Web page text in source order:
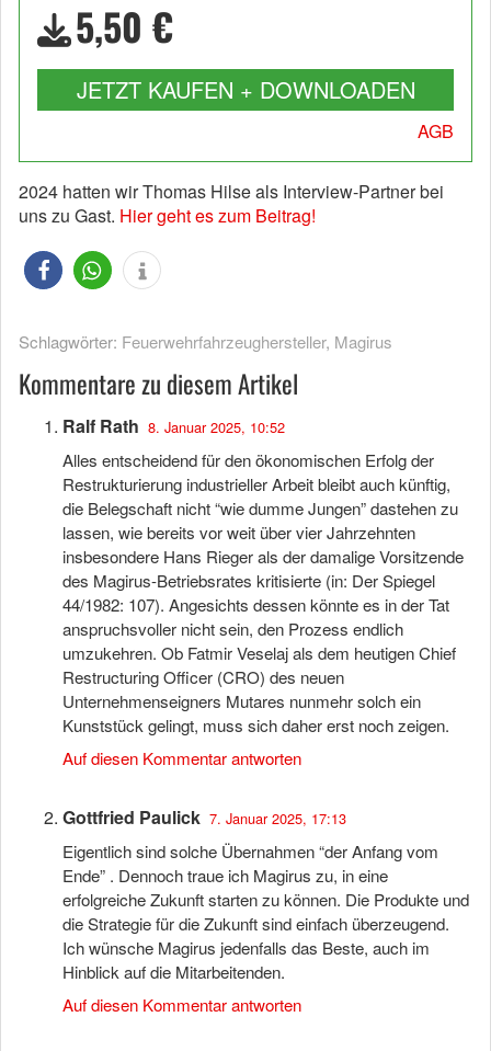
5,50 €
JETZT KAUFEN + DOWNLOADEN
AGB
2024 hatten wir Thomas Hilse als Interview-Partner bei
uns zu Gast. Hier geht es zum Beitrag!
Schlagwörter: Feuerwehrfahrzeughersteller, Magirus
Kommentare zu diesem Artikel
Ralf Rath 8. Januar 2025, 10:52
Alles entscheidend für den ökonomischen Erfolg der
Restrukturierung industrieller Arbeit bleibt auch künftig,
die Belegschaft nicht “wie dumme Jungen” dastehen zu
lassen, wie bereits vor weit über vier Jahrzehnten
insbesondere Hans Rieger als der damalige Vorsitzende
des Magirus-Betriebsrates kritisierte (in: Der Spiegel
44/1982: 107). Angesichts dessen könnte es in der Tat
anspruchsvoller nicht sein, den Prozess endlich
umzukehren. Ob Fatmir Veselaj als dem heutigen Chief
Restructuring Officer (CRO) des neuen
Unternehmenseigners Mutares nunmehr solch ein
Kunststück gelingt, muss sich daher erst noch zeigen.
Auf diesen Kommentar antworten
Gottfried Paulick 7. Januar 2025, 17:13
Eigentlich sind solche Übernahmen “der Anfang vom
Ende” . Dennoch traue ich Magirus zu, in eine
erfolgreiche Zukunft starten zu können. Die Produkte und
die Strategie für die Zukunft sind einfach überzeugend.
Ich wünsche Magirus jedenfalls das Beste, auch im
Hinblick auf die Mitarbeitenden.
Auf diesen Kommentar antworten